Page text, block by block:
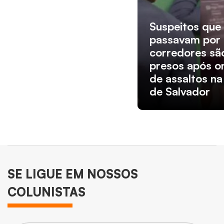
Suspeitos que
passavam por
corredores
presos após
de assaltos
de Salvador
SE LIGUE EM NOSSOS
COLUNISTAS